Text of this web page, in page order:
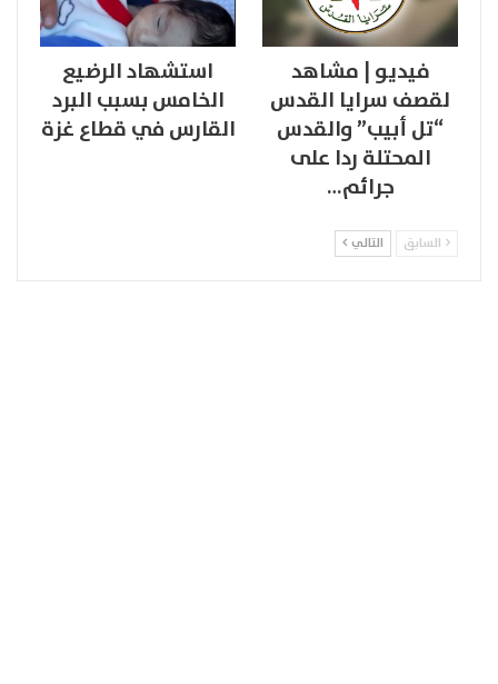
فيديو | مشاهد
لقصف سرايا القدس
“تل أبيب” والقدس
المحتلة ردا على
جرائم…
استشهاد الرضيع
الخامس بسبب البرد
القارس في قطاع غزة
السابق التالي